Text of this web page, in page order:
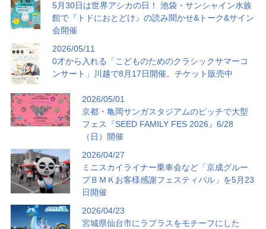
5月30日は世界アシカの日！ 池袋・サンシャイン水族
館で『トドにおとどけ』の読み聞かせ&トーク&サイン
会開催
2026/05/11
0才から入れる「こどものためのクラシックサマーコ
ンサート」川越で8月17日開催。チケット販売中
2026/05/01
京都・亀岡サンガスタジアムのピッチで大型
フェス『SEED FAMILY FES 2026』6/28
（日）開催
2026/04/27
ミニスカイライナー乗車会など「京成グルー
プＢＭＫお客様感謝フェスティバル」を5月23
日開催
2026/04/23
宮城県仙台市にラプラスをモチーフにした